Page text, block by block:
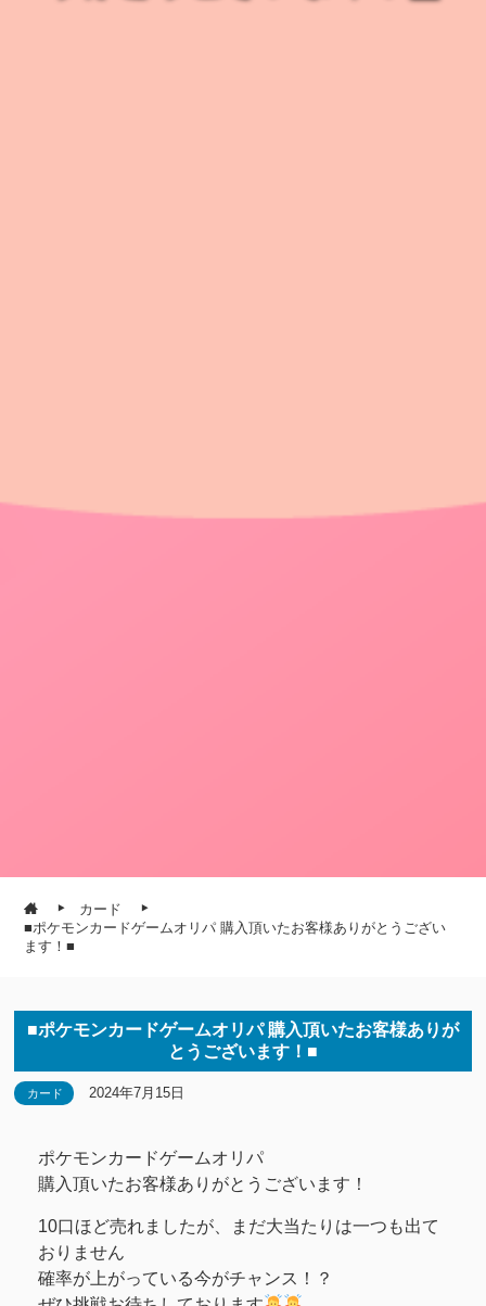
カード
■ポケモンカードゲームオリパ 購入頂いたお客様ありがとうござい
ます！■
■ポケモンカードゲームオリパ 購入頂いたお客様ありが
とうございます！■
カード 2024年7月15日
ポケモンカードゲームオリパ
購入頂いたお客様ありがとうございます！
10口ほど売れましたが、まだ大当たりは一つも出て
おりません
確率が上がっている今がチャンス！？